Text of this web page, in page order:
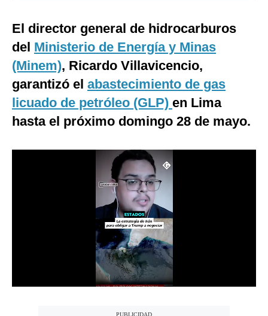
Mundo
EEUU
México
España
El director general de hidrocarburos
del Ministerio de Energía y Minas
(Minem), Ricardo Villavicencio,
garantizó el abastecimiento de gas
licuado de petróleo (GLP) en Lima
hasta el próximo domingo 28 de mayo.